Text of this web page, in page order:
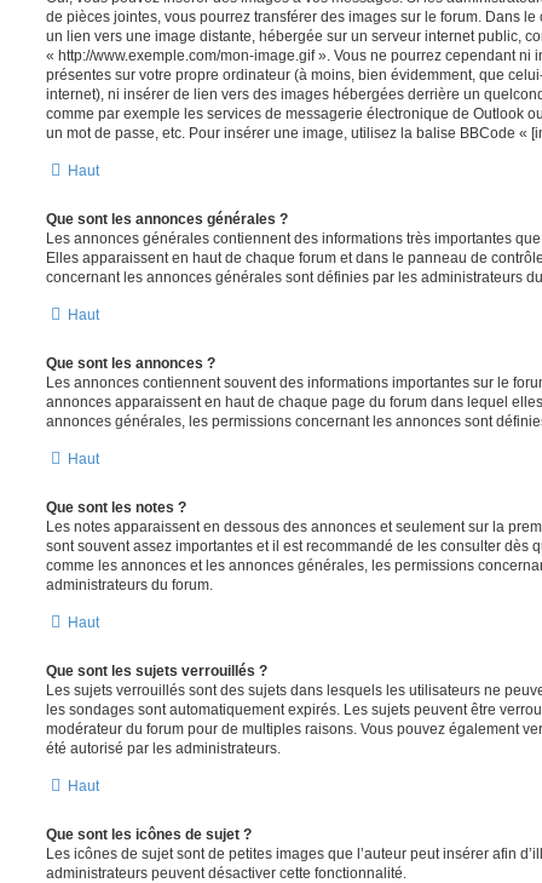
de pièces jointes, vous pourrez transférer des images sur le forum. Dans
un lien vers une image distante, hébergée sur un serveur internet public,
« http://www.exemple.com/mon-image.gif ». Vous ne pourrez cependant ni
présentes sur votre propre ordinateur (à moins, bien évidemment, que
internet), ni insérer de lien vers des images hébergées derrière un
comme par exemple les services de messagerie électronique de Outlook
un mot de passe, etc. Pour insérer une image, utilisez la balise BBCode «
Haut
Que sont les annonces générales ?
Les annonces générales contiennent des informations très importantes
Elles apparaissent en haut de chaque forum et dans le panneau de
concernant les annonces générales sont définies par les administrateurs
Haut
Que sont les annonces ?
Les annonces contiennent souvent des informations importantes sur le
annonces apparaissent en haut de chaque page du forum dans lequel
annonces générales, les permissions concernant les annonces sont
Haut
Que sont les notes ?
Les notes apparaissent en dessous des annonces et seulement sur la
sont souvent assez importantes et il est recommandé de les consulter dès
comme les annonces et les annonces générales, les permissions
administrateurs du forum.
Haut
Que sont les sujets verrouillés ?
Les sujets verrouillés sont des sujets dans lesquels les utilisateurs ne
les sondages sont automatiquement expirés. Les sujets peuvent être
modérateur du forum pour de multiples raisons. Vous pouvez également
été autorisé par les administrateurs.
Haut
Que sont les icônes de sujet ?
Les icônes de sujet sont de petites images que l’auteur peut insérer afin
administrateurs peuvent désactiver cette fonctionnalité.